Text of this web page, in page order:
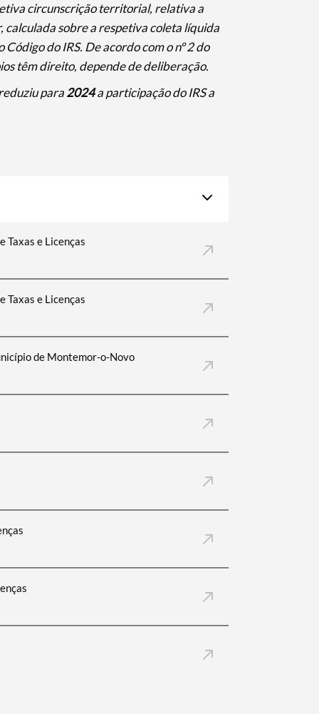
circunscrição territorial, relativa a
sobre a respetiva coleta líquida
Código do IRS. De acordo com o nº 2 do
têm direito, depende de deliberação.
para2024a participação do IRS a
Taxas e Licenças
Taxas e Licenças
de Montemor-o-Novo